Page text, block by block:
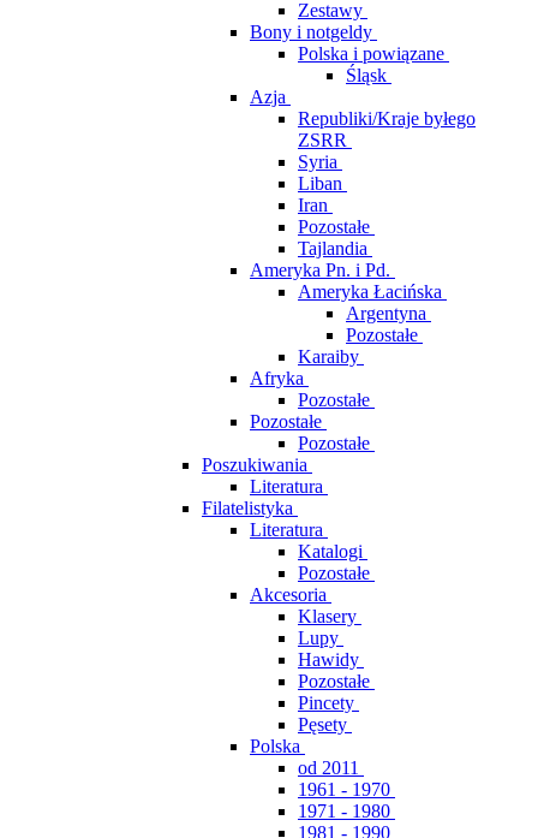
Zestawy
Bony i notgeldy
Polska i powiązane
Śląsk
Azja
Republiki/Kraje byłego
ZSRR
Syria
Liban
Iran
Pozostałe
Tajlandia
Ameryka Pn. i Pd.
Ameryka Łacińska
Argentyna
Pozostałe
Karaiby
Afryka
Pozostałe
Pozostałe
Pozostałe
Poszukiwania
Literatura
Filatelistyka
Literatura
Katalogi
Pozostałe
Akcesoria
Klasery
Lupy
Hawidy
Pozostałe
Pincety
Pęsety
Polska
od 2011
1961 - 1970
1971 - 1980
1981 - 1990